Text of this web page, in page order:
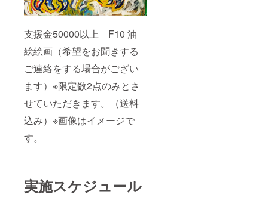
支援金50000以上 F10 油
絵絵画（希望をお聞きする
ご連絡をする場合がござい
ます）※限定数2点のみとさ
せていただきます。（送料
込み）※画像はイメージで
す。
実施スケジュール